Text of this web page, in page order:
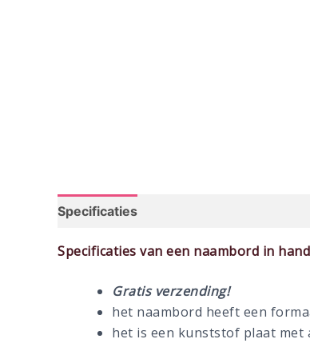
Specificaties
Specificaties van een naambord in
Gratis verzending!
het naambord heeft een
het is een kunststof plaat met